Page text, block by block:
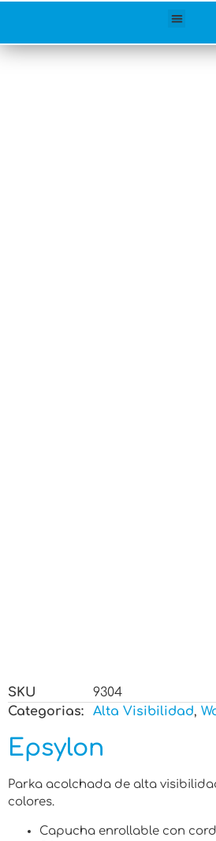
SKU
9304
Categorias:
Alta Visibilidad,
Epsylon
Parka acolchada de alta
colores.
Capucha enrollable con